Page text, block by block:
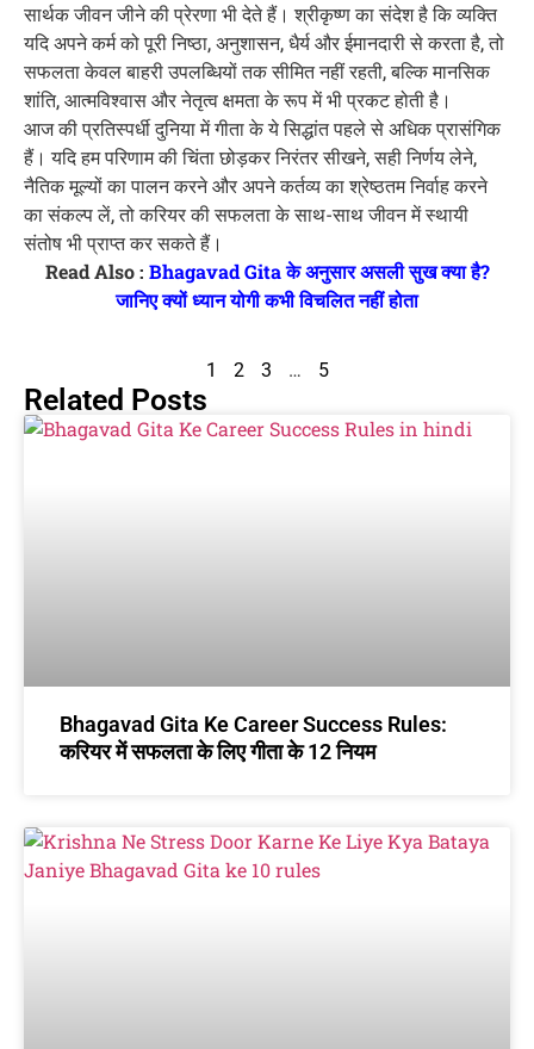
सार्थक जीवन जीने की प्रेरणा भी देते हैं। श्रीकृष्ण का संदेश है कि व्यक्ति
यदि अपने कर्म को पूरी निष्ठा, अनुशासन, धैर्य और ईमानदारी से करता है, तो
सफलता केवल बाहरी उपलब्धियों तक सीमित नहीं रहती, बल्कि मानसिक
शांति, आत्मविश्वास और नेतृत्व क्षमता के रूप में भी प्रकट होती है।
आज की प्रतिस्पर्धी दुनिया में गीता के ये सिद्धांत पहले से अधिक प्रासंगिक
हैं। यदि हम परिणाम की चिंता छोड़कर निरंतर सीखने, सही निर्णय लेने,
नैतिक मूल्यों का पालन करने और अपने कर्तव्य का श्रेष्ठतम निर्वाह करने
का संकल्प लें, तो करियर की सफलता के साथ-साथ जीवन में स्थायी
संतोष भी प्राप्त कर सकते हैं।
Read Also : Bhagavad Gita के अनुसार असली सुख क्या है?
जानिए क्यों ध्यान योगी कभी विचलित नहीं होता
1 2 3 … 5
Related Posts
Bhagavad Gita Ke Career Success Rules:
करियर में सफलता के लिए गीता के 12 नियम